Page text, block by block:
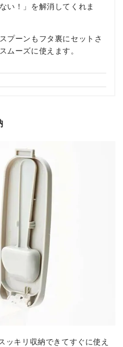
い！」を解消してくれま
プーンもフタ裏にセットさ
ムーズに使えます。
ッキリ収納できてすぐに使え